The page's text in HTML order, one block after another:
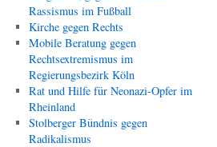
Rassismus im Fußball
Kirche gegen Rechts
Mobile Beratung gegen
Rechtsextremismus im
Regierungsbezirk Köln
Rat und Hilfe für Neonazi-Opfer im
Rheinland
Stolberger Bündnis gegen
Radikalismus